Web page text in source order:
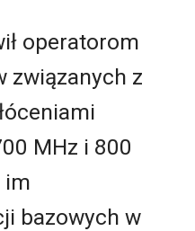
operatorom
związanych z
MHz i 800
im
bazowych w